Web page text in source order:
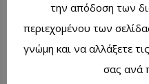
την απόδοση των
περιεχομένου των
γνώμη και να αλλάξετε
σας ανά